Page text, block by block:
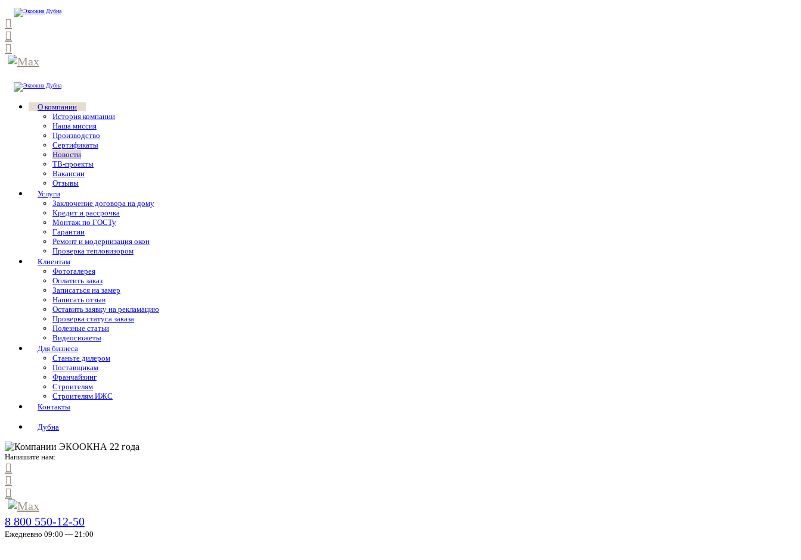
О компании
История компании
Наша миссия
Производство
Сертификаты
Новости
ТВ-проекты
Вакансии
Отзывы
Услуги
Заключение договора на дому
Кредит и рассрочка
Монтаж по ГОСТу
Гарантии
Ремонт и модернизация окон
Проверка тепловизором
Клиентам
Фотогалерея
Оплатить заказ
Записаться на замер
Написать отзыв
Оставить заявку на рекламацию
Проверка статуса заказа
Полезные статьи
Видеосюжеты
Для бизнеса
Станьте дилером
Поставщикам
Франчайзинг
Строителям
Строителям ИЖС
Контакты
Дубна
Напишите нам:
8 800 550-12-50
Ежедневно 09:00 — 21:00